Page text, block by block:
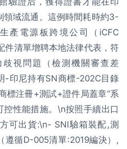
領域流通。這例時間耗時約3-
產電源板跨境公司（iCFC
件清單增聘本地法律代表，符
視問題（檢測機關審查差
-印尼持有SN商標-202C目錄
標注冊+測試+證件局蓋章”系
性能措施。\n按照手續出口
可出貨:\n- SNI驗箱裝配,測
遵循D-005清單:2019編決）,